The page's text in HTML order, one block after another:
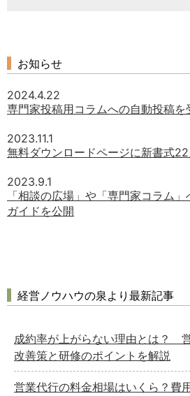
お知らせ
2024.4.22
専門家投稿用コラムへの自動投稿を
2023.11.1
無料ダウンロードページに新書式
2023.9.1
「相談の広場」や「専門家コラム
ガイドを公開
経営ノウハウの泉より最新記事
成約率が上がらない理由とは？
改善策と研修のポイントを解説
営業代行の料金相場はいくら？費